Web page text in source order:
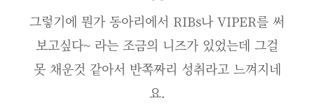
그렇기에 뭔가 동아리에서 RIBs나 VIPER를 써
보고싶다~ 라는 조금의 니즈가 있었는데 그걸
못 채운것 같아서 반쪽짜리 성취라고 느껴지네
요.